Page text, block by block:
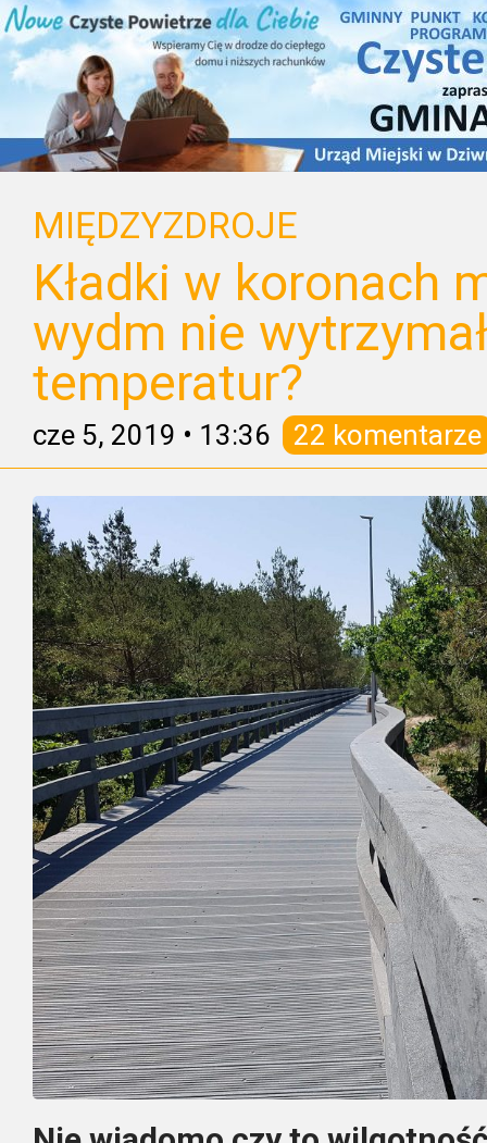
MIĘDZYZDROJE
Kładki w koronach
wydm nie
temperatur?
cze 5, 2019 • 13:36 22 komentarze